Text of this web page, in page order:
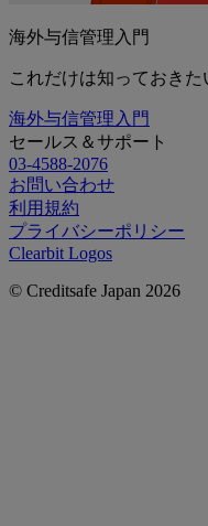
海外与信管理入門
これだけは知っておき
海外与信管理入門
セールス＆サポート
03-4588-2076
お問い合わせ
利用規約
プライバシーポリシー
Clearbit Logos
© Creditsafe Japan 2026